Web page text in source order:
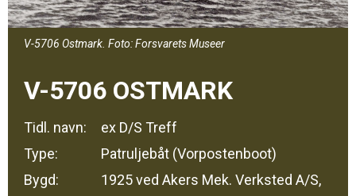
V-5706 Ostmark. Foto: Forsvarets Museer
V-5706 OSTMARK
Tidl. navn:
ex D/S Treff
Type:
Patruljebåt (Vorpostenboot)
Bygd:
1925 ved Akers Mek. Verksted A/S,